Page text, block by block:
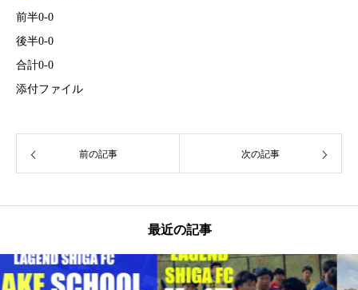
前半0-0
後半0-0
合計0-0
添付ファイル
前の記事 次の記事
最近の記事